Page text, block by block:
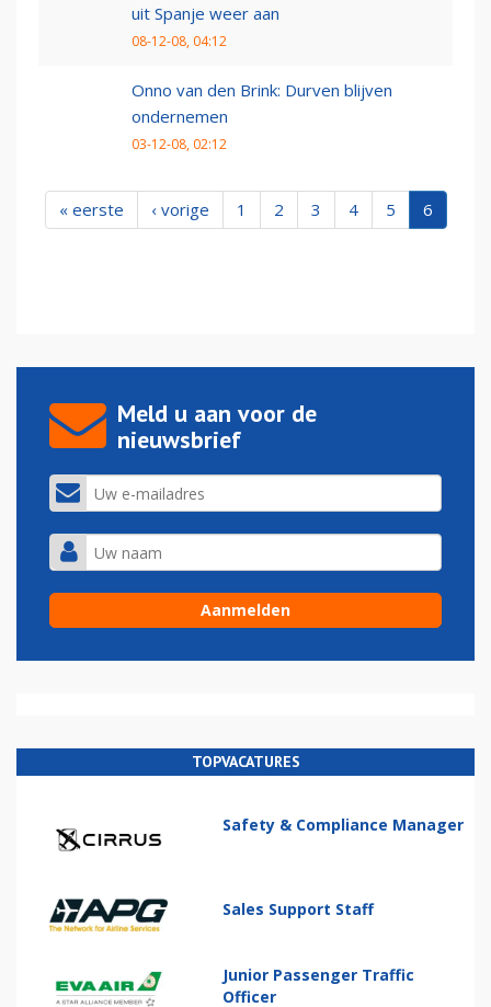
uit Spanje weer aan
08-12-08, 04:12
Onno van den Brink: Durven blijven
ondernemen
03-12-08, 02:12
« eerste ‹ vorige 1 2 3 4 5 6
Meld u aan voor de
nieuwsbrief
TOPVACATURES
Safety & Compliance Manager
Sales Support Staff
Junior Passenger Traffic
Officer